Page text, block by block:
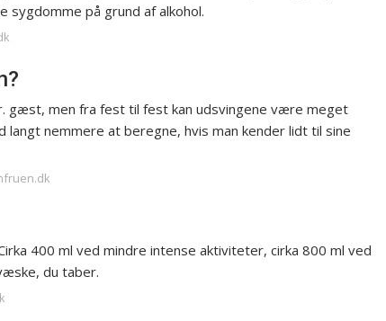
sygdomme på grund af alkohol.
gæst, men fra fest til fest kan udsvingene være meget
nemmere at beregne, hvis man kender lidt til sine
400 ml ved mindre intense aktiviteter, cirka 800 ml ved
du taber.